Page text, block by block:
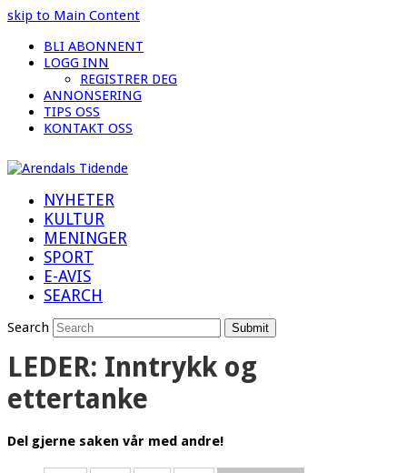
skip to Main Content
BLI ABONNENT
LOGG INN
REGISTRER DEG
ANNONSERING
TIPS OSS
KONTAKT OSS
NYHETER
KULTUR
MENINGER
SPORT
E-AVIS
SEARCH
Search Submit
LEDER: Inntrykk og
ettertanke
Del gjerne saken vår med andre!